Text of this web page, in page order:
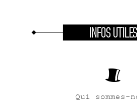
INFOS UTILES
Qui sommes-